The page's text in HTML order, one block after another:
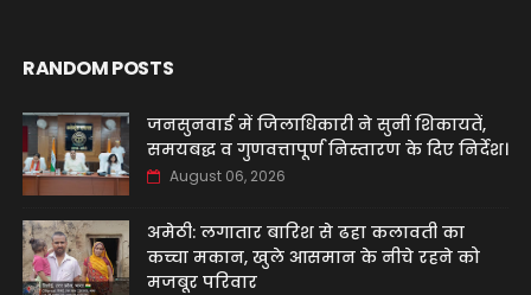
RANDOM POSTS
जनसुनवाई में जिलाधिकारी ने सुनीं शिकायतें,
समयबद्ध व गुणवत्तापूर्ण निस्तारण के दिए निर्देश।
August 06, 2026
अमेठी: लगातार बारिश से ढहा कलावती का
कच्चा मकान, खुले आसमान के नीचे रहने को
मजबूर परिवार